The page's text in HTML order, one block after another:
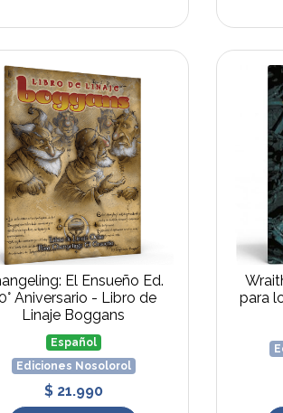
El Ensueño Ed.
Aniversario - Libro de
Linaje Boggans
Español
Ediciones Nosolorol
$ 21.990
para